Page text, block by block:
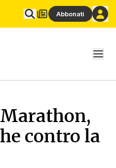
Abbonati
contro la